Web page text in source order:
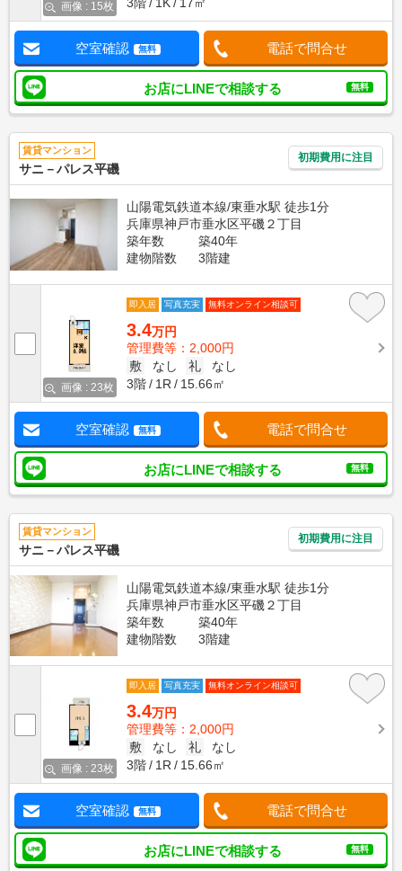
画像 : 15枚
空室確認 無料 電話で問合せ
お店にLINEで相談する 無料
賃貸マンション
サニ－パレス平磯
初期費用に注目
山陽電気鉄道本線/東垂水駅 徒歩1分
兵庫県神戸市垂水区平磯２丁目
築年数
築40年
建物階数
3階建
画像 : 23枚
即入居 写真充実 無料オンライン相談可
3.4万円
管理費等：2,000円
敷
なし 礼
なし
3階
1R 15.66㎡
空室確認 無料 電話で問合せ
お店にLINEで相談する 無料
賃貸マンション
サニ－パレス平磯
初期費用に注目
山陽電気鉄道本線/東垂水駅 徒歩1分
兵庫県神戸市垂水区平磯２丁目
築年数
築40年
建物階数
3階建
画像 : 23枚
即入居 写真充実 無料オンライン相談可
3.4万円
管理費等：2,000円
敷
なし 礼
なし
3階
1R 15.66㎡
空室確認 無料 電話で問合せ
お店にLINEで相談する 無料